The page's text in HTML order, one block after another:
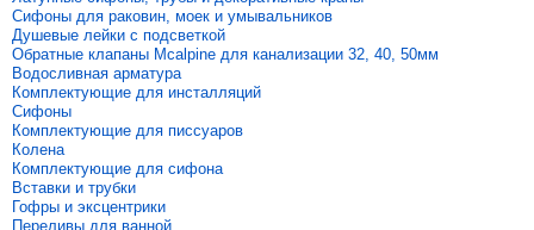
Сифоны для раковин, моек и умывальников
Душевые лейки с подсветкой
Обратные клапаны Mcalpine для канализации 32, 40, 50мм
Водосливная арматура
Комплектующие для инсталляций
Сифоны
Комплектующие для писсуаров
Колена
Комплектующие для сифона
Вставки и трубки
Гофры и эксцентрики
Переливы для ванной